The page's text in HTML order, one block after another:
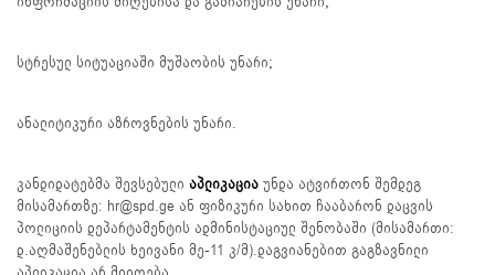
სტრესულ სიტუაციაში მუშაობის უნარი;
ანალიტიკური აზროვნების უნარი.
კანდიდატებმა შევსებული აპლიკაცია უნდა ატვირთონ შემდეგ
მისამართზე: hr@spd.ge ან ფიზიკური სახით ჩააბარონ დაცვის
პოლიციის დეპარტამენტის ადმინისტაციულ შენობაში (მისამართი:
დ.აღმაშენებლის ხეივანი მე-11 კ/მ).დაგვიანებით გაგზავნილი